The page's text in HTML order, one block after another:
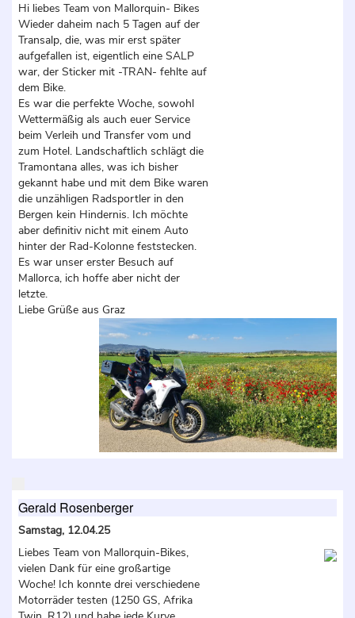
Hi liebes Team von Mallorquin- Bikes
Wieder daheim nach 5 Tagen auf der
Transalp, die, was mir erst später
aufgefallen ist, eigentlich eine SALP
war, der Sticker mit -TRAN- fehlte auf
dem Bike.
Es war die perfekte Woche, sowohl
Wettermäßig als auch euer Service
beim Verleih und Transfer vom und
zum Hotel. Landschaftlich schlägt die
Tramontana alles, was ich bisher
gekannt habe und mit dem Bike waren
die unzähligen Radsportler in den
Bergen kein Hindernis. Ich möchte
aber definitiv nicht mit einem Auto
hinter der Rad-Kolonne feststecken.
Es war unser erster Besuch auf
Mallorca, ich hoffe aber nicht der
letzte.
Liebe Grüße aus Graz
Gerald Rosenberger
Samstag, 12.04.25
Liebes Team von Mallorquin-Bikes,
vielen Dank für eine großartige
Woche! Ich konnte drei verschiedene
Motorräder testen (1250 GS, Afrika